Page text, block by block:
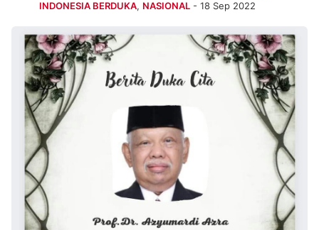
INDONESIA BERDUKA, NASIONAL - 18 Sep 2022